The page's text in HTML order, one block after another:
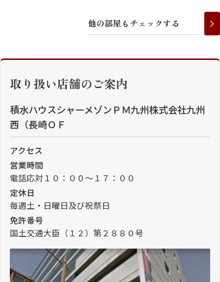
他の部屋 も チェ ッ クする
取り扱い店舗のご案内
積水ハウスシャーメゾンＰＭ九州株式会社九州
西（長崎ＯＦ
アクセス
営業時間
電話応対１０：００～１７：００
定休日
毎週土・日曜日及び祝祭日
免許番号
国土交通大臣（１２）第２８８０号